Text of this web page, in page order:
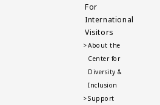
For
International
Visitors
About the
Center for
Diversity &
Inclusion
Support